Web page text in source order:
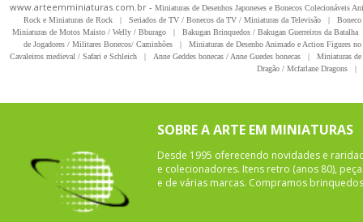
www.arteemminiaturas.com.br - Miniaturas de Desenhos Japoneses e Bonecos Colecionáveis
Rock e Miniaturas de Rock
| Seriados de TV / Bonecos da TV / Miniaturas da Televisão |
Miniaturas de Motos Maisto / Welly / Bburago
| Bakugan Brinquedos / Bakugan Guerreiros da Batalha
de Jogadores / Militares Bonecos/ Caminhões
|
Miniaturas de Desenho Animado e Action Figures
Cavaleiros medieval / Safari e Schleich
| Anne Geddes bonecas / Anne Guedes bonecas |
Miniaturas
Dragão / Mcfarlane Dragons
|
SOBRE A ARTE EM MINIATURAS
Desde 1995 oferecendo novidades e
e colecionadores. Itens retro (anos 80),
e de várias marcas. Compramos